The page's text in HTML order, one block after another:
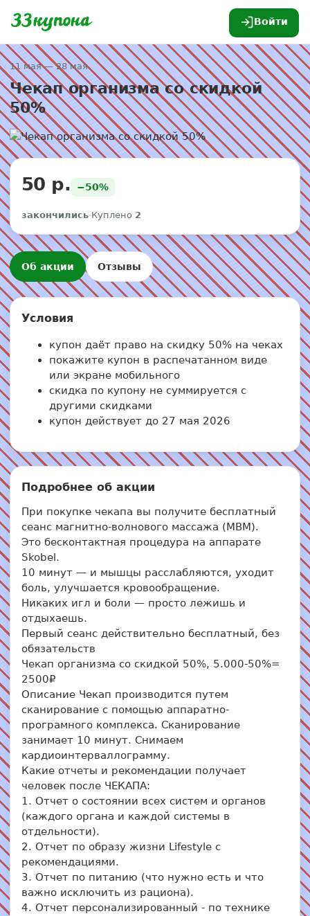
Войти
11 мая — 28 мая
Чекап организма со скидкой
50%
50 р. −50%
закончились·Куплено 2
Об акции Отзывы
Условия
купон даёт право на скидку 50% на чеках
покажите купон в распечатанном виде
или экране мобильного
скидка по купону не суммируется с
другими скидками
купон действует до 27 мая 2026
Подробнее об акции
При покупке чекапа вы получите бесплатный
сеанс магнитно-волнового массажа (МВМ).
Это бесконтактная процедура на аппарате
Skobel.
10 минут — и мышцы расслабляются, уходит
боль, улучшается кровообращение.
Никаких игл и боли — просто лежишь и
отдыхаешь.
Первый сеанс действительно бесплатный, без
обязательств
Чекап организма со скидкой 50%, 5.000-50%=
2500₽
Описание Чекап производится путем
сканирование с помощью аппаратно-
програмного комплекса. Сканирование
занимает 10 минут. Снимаем
кардиоинтерваллограмму.
Какие отчеты и рекомендации получает
человек после ЧЕКАПА:
1. Отчет о состоянии всех систем и органов
(каждого органа и каждой системы в
отдельности).
2. Отчет по образу жизни Lifestyle с
рекомендациями.
3. Отчет по питанию (что нужно есть и что
важно исключить из рациона).
4. Отчет персонализированный - по технике